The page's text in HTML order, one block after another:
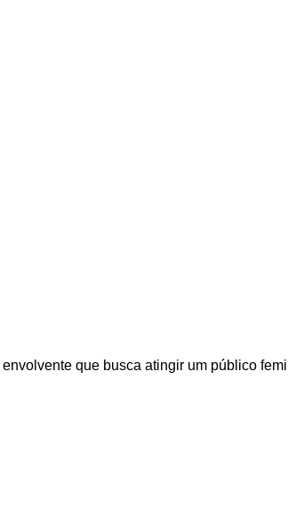
que busca atingir um público